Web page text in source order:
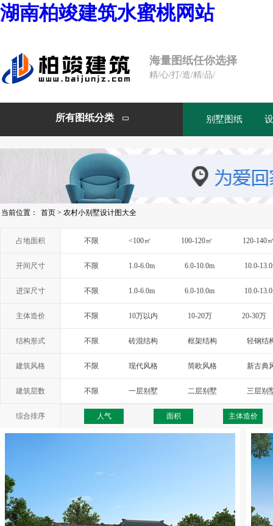
湖南柏竣建筑水蜜桃网站
海量图纸任你选择
精/心/打/造/精/品/
所有图纸分类  别墅图纸
当前位置： 首页 > 农村小别墅设计图大全
占地面积 不限 <100㎡ 100-120㎡ 120-140
开间尺寸 不限 1.0-6.0m 6.0-10.0m 10.0-
进深尺寸 不限 1.0-6.0m 6.0-10.0m 10.0-
主体造价 不限 10万以内 10-20万 20-30万
结构形式 不限 砖混结构 框架结构 轻钢结
建筑风格 不限 现代风格 简欧风格 新古典
西班牙风格 地中海风格
建筑层数 不限 一层别墅 二层别墅 三层别
综合排序 人气 面积 主体造价